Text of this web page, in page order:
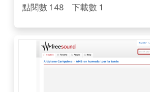
點閱數 148 下載數 1